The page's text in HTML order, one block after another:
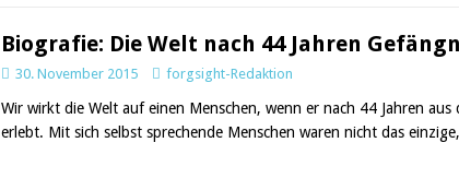
Biografie: Die Welt nach 44 Jahren
30. November 2015 forgsight-Redaktion
Wir wirkt die Welt auf einen Menschen, wenn er nach 44 Jahren
erlebt. Mit sich selbst sprechende Menschen waren nicht das